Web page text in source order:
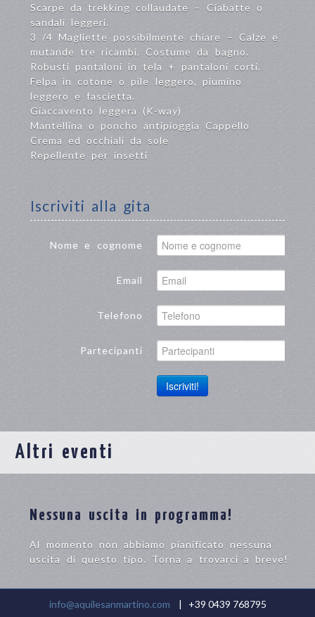
Scarpe da trekking collaudate – Ciabatte o
sandali leggeri.
3 /4 Magliette possibilmente chiare – Calze e
mutande tre ricambi. Costume da bagno.
Robusti pantaloni in tela + pantaloni corti.
Felpa in cotone o pile leggero, piumino
leggero e fascietta.
Giaccavento leggera (K-way)
Mantellina o poncho antipioggia Cappello
Crema ed occhiali da sole
Repellente per insetti
Iscriviti alla gita
Nome e cognome
Email
Telefono
Partecipanti
Iscriviti!
Altri eventi
Nessuna uscita in programma!
Al momento non abbiamo pianificato nessuna
uscita di questo tipo. Torna a trovarci a breve!
info@aquilesanmartino.com | +39 0439 768795